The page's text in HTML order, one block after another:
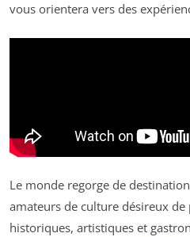
vous orientera vers des
Le monde regorge de
amateurs de culture désireux de
historiques, artistiques et